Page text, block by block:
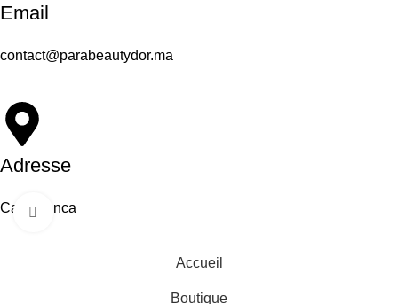
Click to enlarge
Email
contact@parabeautydor.ma
Adresse
Casablanca
Accueil
Boutique